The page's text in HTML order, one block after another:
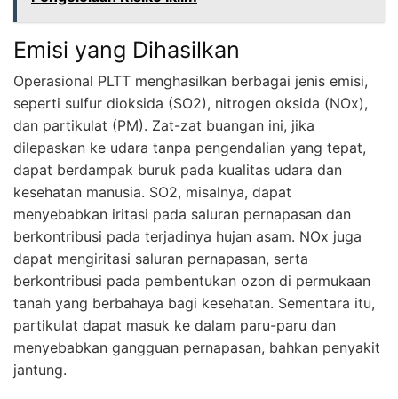
Emisi yang Dihasilkan
Operasional PLTT menghasilkan berbagai jenis emisi,
seperti sulfur dioksida (SO2), nitrogen oksida (NOx),
dan partikulat (PM). Zat-zat buangan ini, jika
dilepaskan ke udara tanpa pengendalian yang tepat,
dapat berdampak buruk pada kualitas udara dan
kesehatan manusia. SO2, misalnya, dapat
menyebabkan iritasi pada saluran pernapasan dan
berkontribusi pada terjadinya hujan asam. NOx juga
dapat mengiritasi saluran pernapasan, serta
berkontribusi pada pembentukan ozon di permukaan
tanah yang berbahaya bagi kesehatan. Sementara itu,
partikulat dapat masuk ke dalam paru-paru dan
menyebabkan gangguan pernapasan, bahkan penyakit
jantung.